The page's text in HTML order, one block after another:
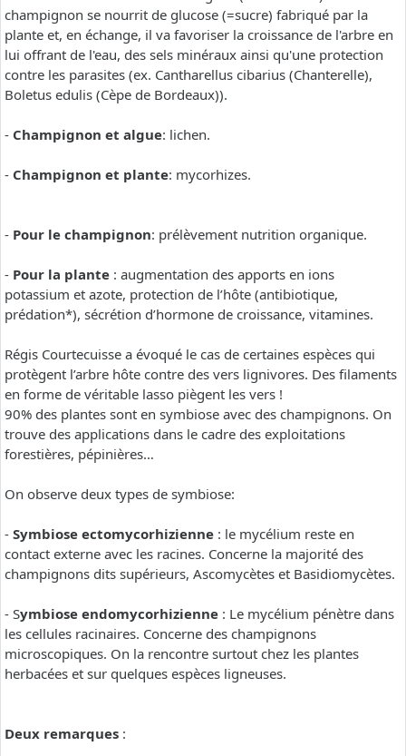
champignon se nourrit de glucose (=sucre) fabriqué par la
plante et, en échange, il va favoriser la croissance de l'arbre en
lui offrant de l'eau, des sels minéraux ainsi qu'une protection
contre les parasites (ex. Cantharellus cibarius (Chanterelle),
Boletus edulis (Cèpe de Bordeaux)).
- Champignon et algue: lichen.
- Champignon et plante: mycorhizes.
- Pour le champignon: prélèvement nutrition organique.
- Pour la plante : augmentation des apports en ions
potassium et azote, protection de l’hôte (antibiotique,
prédation*), sécrétion d’hormone de croissance, vitamines.
Régis Courtecuisse a évoqué le cas de certaines espèces qui
protègent l’arbre hôte contre des vers lignivores. Des filaments
en forme de véritable lasso piègent les vers !
90% des plantes sont en symbiose avec des champignons. On
trouve des applications dans le cadre des exploitations
forestières, pépinières…
On observe deux types de symbiose:
- Symbiose ectomycorhizienne : le mycélium reste en
contact externe avec les racines. Concerne la majorité des
champignons dits supérieurs, Ascomycètes et Basidiomycètes.
- Symbiose endomycorhizienne : Le mycélium pénètre dans
les cellules racinaires. Concerne des champignons
microscopiques. On la rencontre surtout chez les plantes
herbacées et sur quelques espèces ligneuses.
Deux remarques :